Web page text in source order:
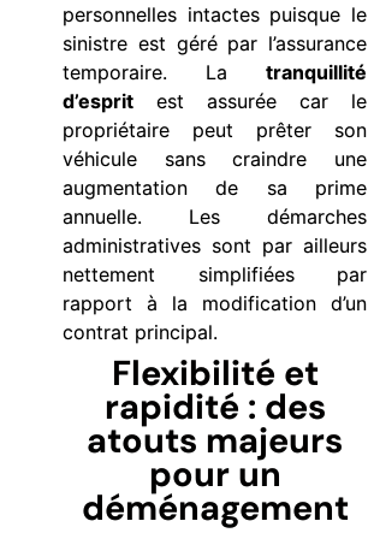
personnelles intactes puisque le
sinistre est géré par l’assurance
temporaire. La tranquillité
d’esprit est assurée car le
propriétaire peut prêter son
véhicule sans craindre une
augmentation de sa prime
annuelle. Les démarches
administratives sont par ailleurs
nettement simplifiées par
rapport à la modification d’un
contrat principal.
Flexibilité et
rapidité : des
atouts majeurs
pour un
déménagement